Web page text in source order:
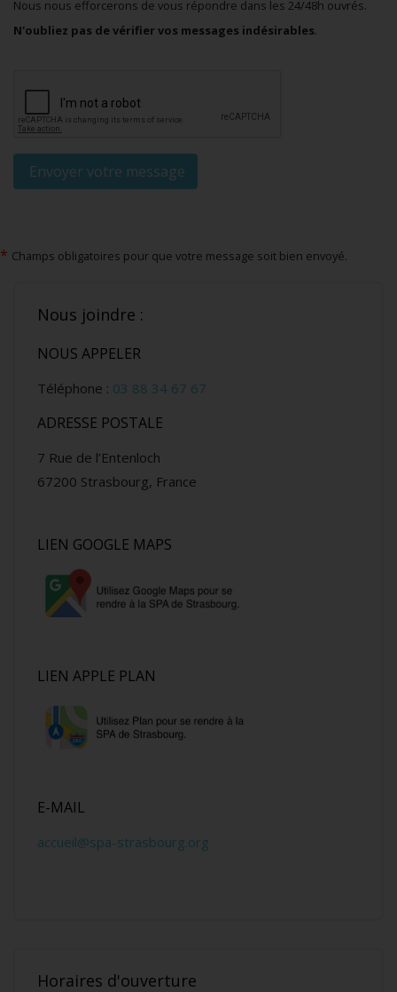
Nous joindre :
NOUS APPELER
Téléphone : 03 88 34 67 67
ADRESSE POSTALE
7 Rue de l’Entenloch
67200 Strasbourg, France
LIEN GOOGLE MAPS
LIEN APPLE PLAN
E-MAIL
accueil@spa-strasbourg.org
Horaires d'ouverture
Nous nous efforcerons de vous répondre dans les 24/48h ouvrés.
N'oubliez pas de vérifier vos messages indésirables.
* Champs obligatoires pour que votre message soit bien envoyé.